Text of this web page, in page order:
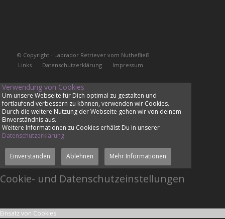
© Copyright - Labrador Retriever vom Nuthefließ
Links
Datenschutzerklärung Impressum
Verwendung von Cookies
Um unsere Webseite für Dich optimal zu gestalten und
fortlaufend verbessern zu können, verwenden wir Cookies.
Durch die weitere Nutzung der Webseite gehen wir von deinem
Einverständnis aus.
Weitere Informationen zu Cookies erhälst Du in unserer
Datenschutzerklärung
Einverstanden Ablehnen Mehr Informationen
Cookie- und Datenschutzeinstellungen
Einsatz von Cookies